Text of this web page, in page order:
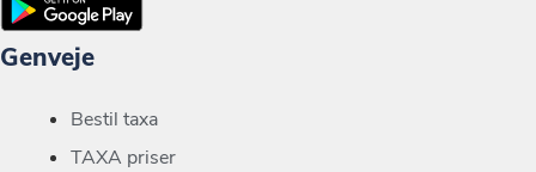
Genveje
Bestil taxa
TAXA priser